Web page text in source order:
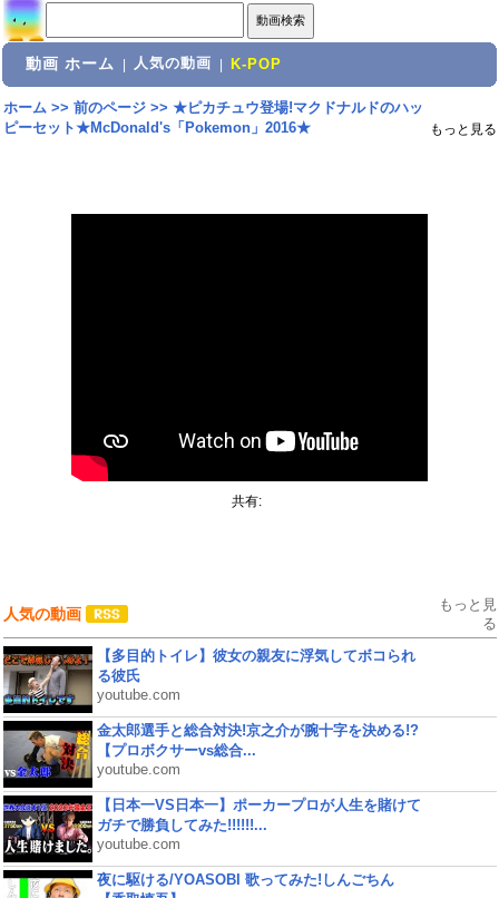
動画 ホーム 人気の動画 K-POP
ホーム>> 前のページ>> ★ピカチュウ登場!マクドナルドのハッ
ピーセット★McDonald's「Pokemon」2016★
もっと見る
共有:
人気の動画
もっと見
る
【多目的トイレ】彼女の親友に浮気してボコられ
る彼氏
youtube.com
金太郎選手と総合対決!京之介が腕十字を決める!?
【プロボクサーvs総合...
youtube.com
【日本一VS日本一】ポーカープロが人生を賭けて
ガチで勝負してみた!!!!!!...
youtube.com
夜に駆ける/YOASOBI 歌ってみた!しんごちん